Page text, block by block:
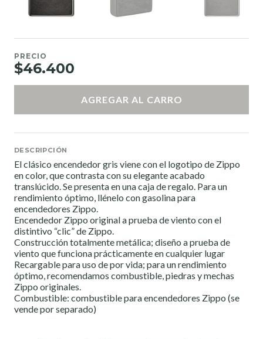
PRECIO
$46.400
AGREGAR AL CARRO
DESCRIPCIÓN
El clásico encendedor gris viene con el logotipo de Zippo
en color, que contrasta con su elegante acabado
translúcido. Se presenta en una caja de regalo. Para un
rendimiento óptimo, llénelo con gasolina para
encendedores Zippo.
Encendedor Zippo original a prueba de viento con el
distintivo “clic” de Zippo.
Construcción totalmente metálica; diseño a prueba de
viento que funciona prácticamente en cualquier lugar
Recargable para uso de por vida; para un rendimiento
óptimo, recomendamos combustible, piedras y mechas
Zippo originales.
Combustible: combustible para encendedores Zippo (se
vende por separado)